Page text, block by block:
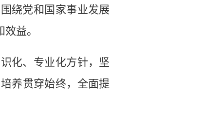
绕党和国家事业发展
益。
化、专业化方针，坚
养贯穿始终，全面提